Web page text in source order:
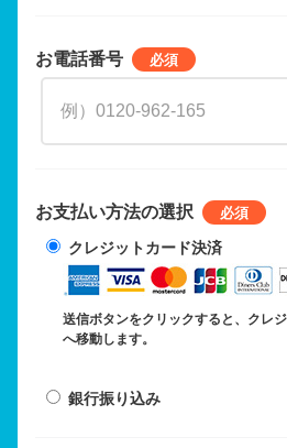
お電話番号
お支払い方法の選択
クレジットカード決済
送信ボタンをクリックすると、クレ
へ移動します。
銀行振り込み